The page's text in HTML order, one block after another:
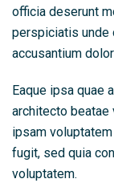
officia deserunt
perspiciatis unde
accusantium
Eaque ipsa quae
architecto beatae
ipsam
fugit, sed quia
voluptatem.